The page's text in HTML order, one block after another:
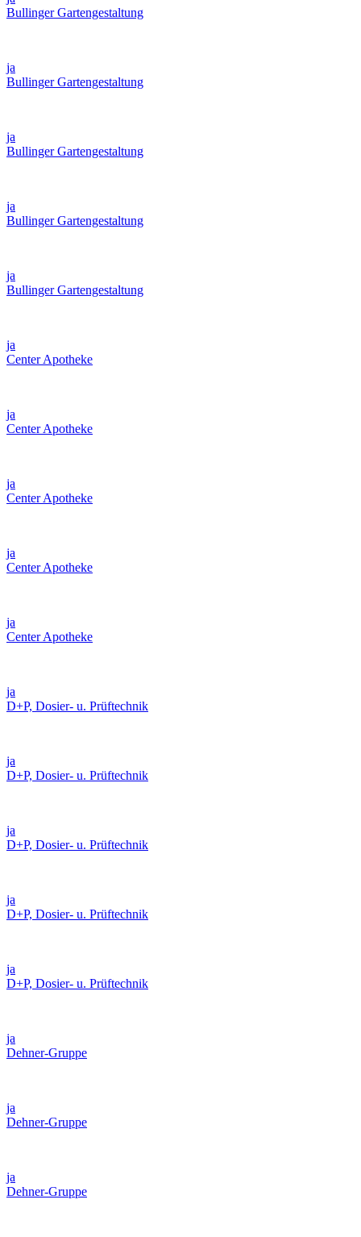
Bullinger Gartengestaltung
ja
Bullinger Gartengestaltung
ja
Bullinger Gartengestaltung
ja
Bullinger Gartengestaltung
ja
Bullinger Gartengestaltung
ja
Center Apotheke
ja
Center Apotheke
ja
Center Apotheke
ja
Center Apotheke
ja
Center Apotheke
ja
D+P, Dosier- u. Prüftechnik
ja
D+P, Dosier- u. Prüftechnik
ja
D+P, Dosier- u. Prüftechnik
ja
D+P, Dosier- u. Prüftechnik
ja
D+P, Dosier- u. Prüftechnik
ja
Dehner-Gruppe
ja
Dehner-Gruppe
ja
Dehner-Gruppe